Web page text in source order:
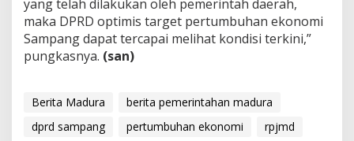
yang telah dilakukan oleh pemerintah daerah,
maka DPRD optimis target pertumbuhan ekonomi
Sampang dapat tercapai melihat kondisi terkini,”
pungkasnya. (san)
Berita Madura
berita pemerintahan madura
dprd sampang
pertumbuhan ekonomi rpjmd